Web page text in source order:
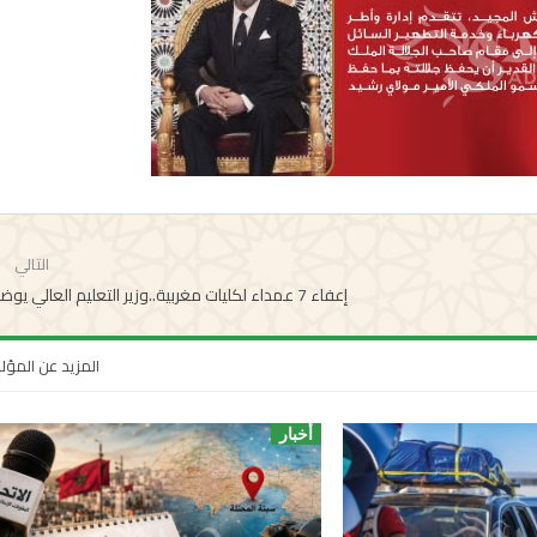
التالي
إعفاء 7 عمداء لكليات مغربية..وزير التعليم العالي يوضح!
المزيد عن
أخبار